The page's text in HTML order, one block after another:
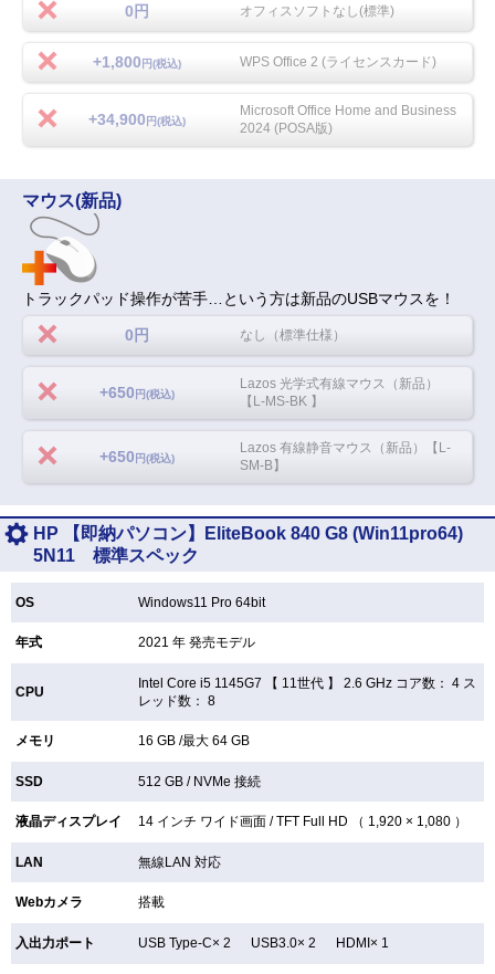
0円 オフィスソフトなし(標準)
+1,800 円(税込) WPS Office 2 (ライセンスカード)
+34,900 円(税込)
Microsoft Office Home and Business
2024 (POSA版)
マウス(新品)
トラックパッド操作が苦手…という方は新品のUSBマウスを！
0円 なし（標準仕様）
+650 円(税込)
Lazos 光学式有線マウス（新品）
【L-MS-BK 】
+650 円(税込)
Lazos 有線静音マウス（新品）【L-
SM-B】
HP 【即納パソコン】EliteBook 840 G8 (Win11pro64)
5N11 標準スペック
OS Windows11 Pro 64bit
年式 2021 年 発売モデル
CPU
Intel Core i5 1145G7 【 11世代 】 2.6 GHz コア数： 4 ス
レッド数： 8
メモリ 16 GB /最大 64 GB
SSD 512 GB / NVMe 接続
液晶ディスプレイ 14 インチ ワイド画面 /TFT Full HD （ 1,920 × 1,080 ）
LAN 無線LAN対応
Webカメラ 搭載
入出力ポート USB Type-C× 2 USB3.0× 2 HDMI× 1